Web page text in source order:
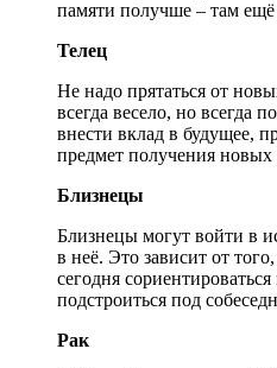
памяти получше – там
Телец
Не надо прятаться от
всегда весело, но всегда
внести вклад в будущее,
предмет получения новых
Близнецы
Близнецы могут войти в
в неё. Это зависит от
сегодня сориентироваться
подстроиться под
Рак